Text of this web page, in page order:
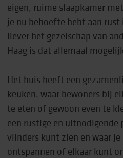
eigen, ruime slaapkamer
je nu behoefte hebt aan
liever het gezelschap van
Haag is dat allemaal
Het huis heeft een
keuken, waar bewoners bij
te eten of gewoon even te
een rustige en uitnodigende
vlinders kunt zien en waar
ontspannen of elkaar kunt